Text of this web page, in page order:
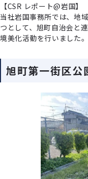
【CSR レポート@岩国】
当社岩国事務所では、地
つとして、旭町自治会と
境美化活動を行いました。
旭町第一街区公